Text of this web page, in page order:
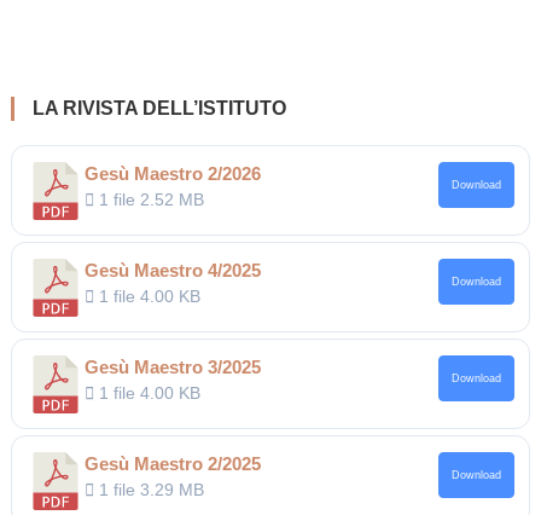
LA RIVISTA DELL’ISTITUTO
Gesù Maestro 2/2026
1 file 2.52 MB
Download
Gesù Maestro 4/2025
1 file4.00 KB
Download
Gesù Maestro 3/2025
1 file4.00 KB
Download
Gesù Maestro 2/2025
1 file3.29 MB
Download